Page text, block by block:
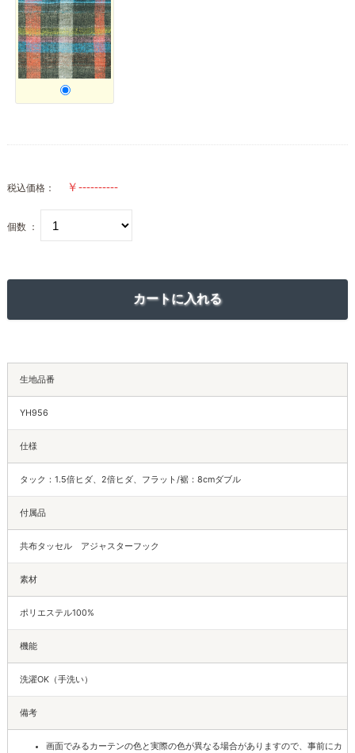
税込価格：
個数 ：
生地品番
YH956
仕様
タック：1.5倍ヒダ、2倍ヒダ、フラット/裾：8cmダブル
付属品
共布タッセル アジャスターフック
素材
ポリエステル100%
機能
洗濯OK（手洗い）
備考
画面でみるカーテンの色と実際の色が異なる場合がありますので、事前にカ